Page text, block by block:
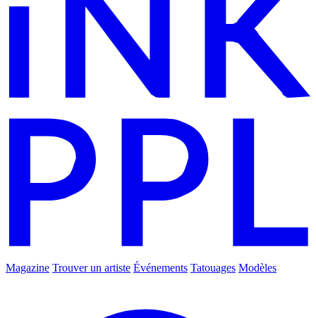
Magazine Trouver un artiste Événements Tatouages Modèles